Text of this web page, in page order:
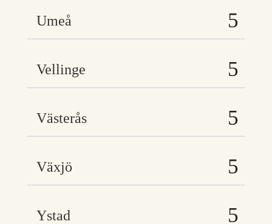
Umeå
Vellinge
Västerås
Växjö
Ystad